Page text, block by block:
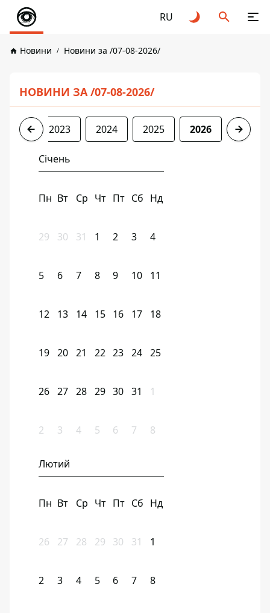
RU
Новини Новини за /07-08-2026/
НОВИНИ ЗА /07-08-2026/
2022 2023 2024 2025 2026
Січень
Пн Вт Ср Чт Пт Сб Нд
29 30 31 1 2 3 4
5 6 7 8 9 10 11
12 13 14 15 16 17 18
19 20 21 22 23 24 25
26 27 28 29 30 31 1
2 3 4 5 6 7 8
Лютий
Пн Вт Ср Чт Пт Сб Нд
26 27 28 29 30 31 1
2 3 4 5 6 7 8